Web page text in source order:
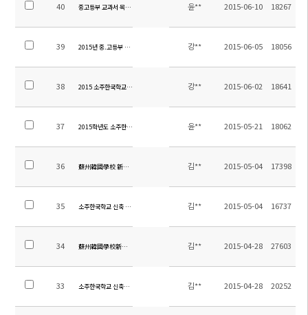
40 중고등부 교과서 목록 안내 윤** 2015-06-10 18267
39 2015년 중.고등부 신.편입학 운영 계획 강** 2015-06-05 18056
38 2015 소주한국학교 교육과정 체험생 모집 강** 2015-06-02 18641
37 2015학년도 소주한국학교 여름 방학 방과후 학교(중등) 신청안내
윤** 2015-05-21 18062
36 蘇州韓國學校 新築 工事 入札 日程 變更 김** 2015-05-04 17398
35 소주한국학교 신축 공사 입찰 일정 변경 김** 2015-05-04 16737
34 蘇州韓國學校新建工程法定監理（全面負責監理）企業選拔緊急公告
김** 2015-04-28 27603
33 소주한국학교 신축공사 법적감리(전면책임감리) 업체 선정 공고
김** 2015-04-28 20252